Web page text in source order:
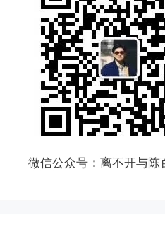
微信公众号：离不开与陈